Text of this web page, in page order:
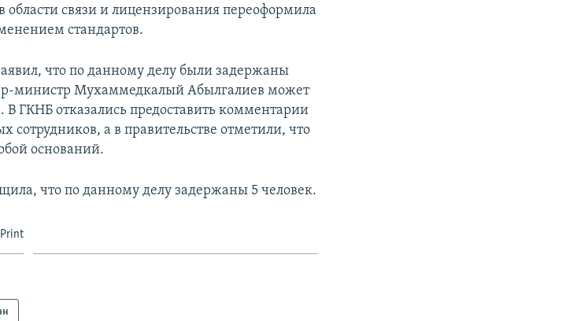
области связи и лицензирования переоформила
стандартов.
что по данному делу были задержаны
министр Мухаммедкалый Абылгалиев может
ГКНБ отказались предоставить комментарии
сотрудников, а в правительстве отметили, что
оснований.
что по данному делу задержаны 5 человек.
Print